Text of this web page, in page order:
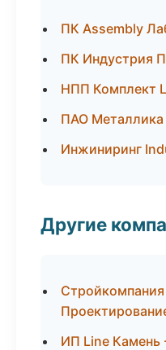
ПК Assembly
ПК Индустрия
НПП Комплект
ПАО Металлика
Инжиниринг
Другие
ИП Line Камень